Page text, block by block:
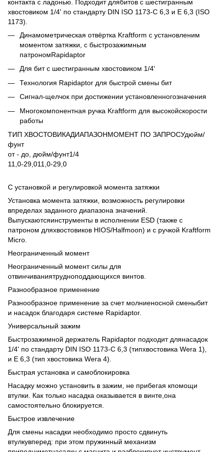
контакта с ладонью. Подходит длябитов с шестигранным
хвостовиком 1/4' по стандарту DIN ISO 1173-C 6,3 и E 6,3 (ISO
1173).
Динамометрическая отвёртка Kraftform с установленим
моментом затяжки, с быстрозажимным
патрономRapidaptor
Для бит с шестигранным хвостовиком 1/4'
Технология Rapidaptor для быстрой смены бит
Сигнал-щелчок при достижении установленногозначения
Многокомпонентная ручка Kraftform для высокойскорости
работы
ТИП ХВОСТОВИКАДИАПАЗОНМОМЕНТ ПО ЗАПРОСУдюйм/
фунт
от - до, дюйм/фунт1/4
11,0-29,011,0-29,0
С установкой и регулировкой момента затяжки
Установка момента затяжки, возможность регулировки
впределах заданного диапазона значений.
Выпускаютсяинструменты в исполнении ESD (также с
патроном дляхвостовиков HIOS/Halfmoon) и с ручкой Kraftform
Micro.
Неограниченный момент
Неограниченный момент силы для
отвинчиваниятрудноподдающихся винтов.
Разнообразное применение
Разнообразное применение за счет молниеносной сменыбит
и насадок благодаря системе Rapidaptor.
Универсальный зажим
Быстрозажимной держатель Rapidaptor подходит длянасадок
1/4' по стандарту DIN ISO 1173-C 6,3 (типхвостовика Wera 1),
и E 6,3 (тип хвостовика Wera 4).
Быстрая установка и самоблокировка
Насадку можно установить в зажим, не прибегая кпомощи
втулки. Как только насадка оказывается в винте,она
самостоятельно блокируется.
Быстрое извлечение
Для смены насадки необходимо просто сдвинуть
втулкувперед: при этом пружинный механизм